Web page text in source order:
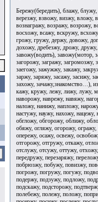
Бережу(бередить), блажу,
верезжу, взвожу, визжу, вложу,
вознагражу, возражу, возрожу,
восхожу, всажу, вскружу,
грожу, гружу, держу, довожу,
дохожу, дребезжу, дрожу,
завожу(водить), завожу(мотор,
загорожу, загражу, загромозжу,
заегожу, зажужжу, закажу,
заржу, заряжу, засажу, засижу,
захожу, зачажу,знакомство…),
кажу, кружу, лежу, лижу, лужу,
наворожу, наврежу, навяжу,
наложу, нанижу, напложу,
настужу, наужу, нахожу,
обгложу, обгорожу, оближу,
обяжу, огляжу, огорожу,
опережу, осажу, освежу,
отгорожу, отгружу, откажу,
отслужу, отсужу, оттужу,
передружу, перезаряжу,
побрюзжу, побужу, повизжу,
погрожу, погружу, погужу,
подержу, подзужу, подложу,
подскажу, подсторожу,
полебежу, полежу, положу,